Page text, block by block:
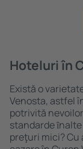
Hoteluri în
Există o
Venosta, astfel
potrivită
standarde
preţuri mici?